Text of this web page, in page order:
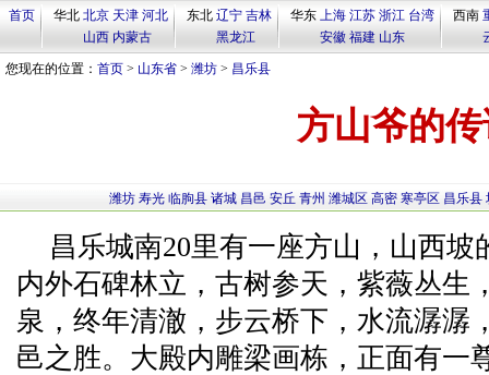
首页 华北 北京 天津 河北
山西 内蒙古
东北 辽宁 吉林
黑龙江
华东 上海 江苏 浙江 台湾
安徽 福建 山东
西南
您现在的位置： 首页 > 山东省 > 潍坊 > 昌乐县
方山爷的
潍坊 寿光 临朐县 诸城 昌邑 安丘 青州 潍城区 高密 寒亭区 昌乐县
昌乐城南20里有一座方山，山西
内外石碑林立，古树参天，紫薇丛生
泉，终年清澈，步云桥下，水流潺潺
邑之胜。大殿内雕梁画栋，正面有一